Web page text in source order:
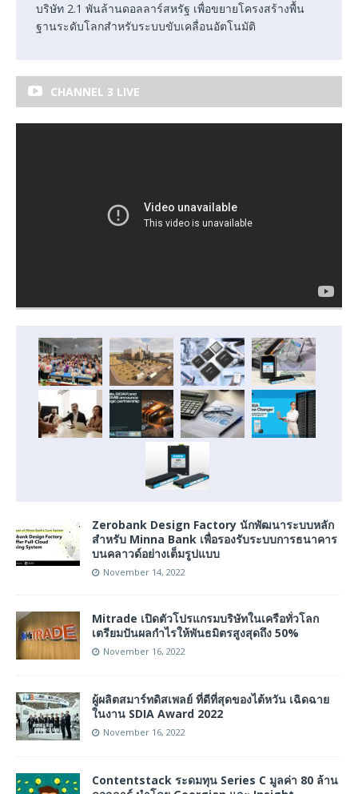
บริษัท 2.1 พันล้านดอลลาร์สหรัฐ เพื่อขยายโครงสร้างพื้น
ฐานระดับโลกสำหรับระบบขับเคลื่อนอัตโนมัติ
CHANNEL 3 LIVE
Zerobank Design Factory นักพัฒนาระบบหลัก
สำหรับ Minna Bank เพื่อรองรับระบบการธนาคาร
บนคลาวด์อย่างเต็มรูปแบบ
November 14, 2022
Mitrade เปิดตัวโปรแกรมบริษัทในเครือทั่วโลก
เตรียมปันผลกำไรให้พันธมิตรสูงสุดถึง 50%
November 16, 2022
ผู้ผลิตสมาร์ทดิสเพลย์ ที่ดีที่สุดของไต้หวัน เฉิดฉาย
ในงาน SDIA Award 2022
November 16, 2022
Contentstack ระดมทุน Series C มูลค่า 80 ล้าน